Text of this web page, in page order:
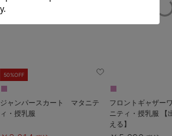
50%OFF
ジャンパースカート マタニテ
ィ・授乳服
フロントギャザー
ニティ・授乳服 【
える】